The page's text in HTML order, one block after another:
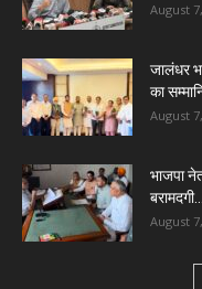
August
जालंधर
का
August
भाजपा
बरामदगी...
August